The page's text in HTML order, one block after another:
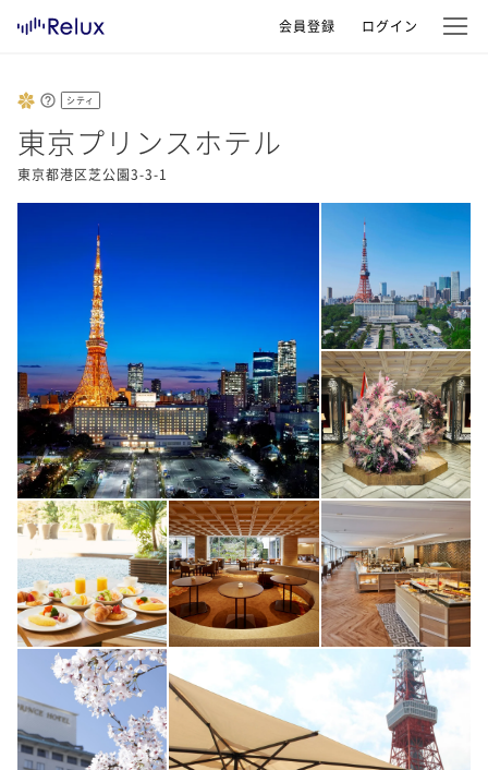
会員登録 ログイン
シティ
東京プリンスホテル
東京都港区芝公園3-3-1